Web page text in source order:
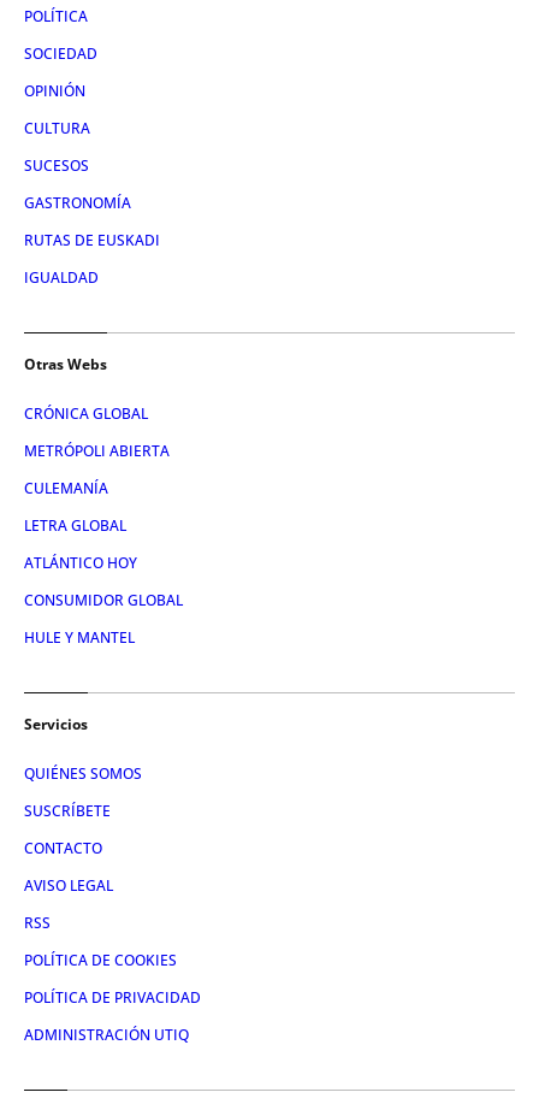
POLÍTICA
SOCIEDAD
OPINIÓN
CULTURA
SUCESOS
GASTRONOMÍA
RUTAS DE EUSKADI
IGUALDAD
Otras Webs
CRÓNICA GLOBAL
METRÓPOLI ABIERTA
CULEMANÍA
LETRA GLOBAL
ATLÁNTICO HOY
CONSUMIDOR GLOBAL
HULE Y MANTEL
Servicios
QUIÉNES SOMOS
SUSCRÍBETE
CONTACTO
AVISO LEGAL
RSS
POLÍTICA DE COOKIES
POLÍTICA DE PRIVACIDAD
ADMINISTRACIÓN UTIQ